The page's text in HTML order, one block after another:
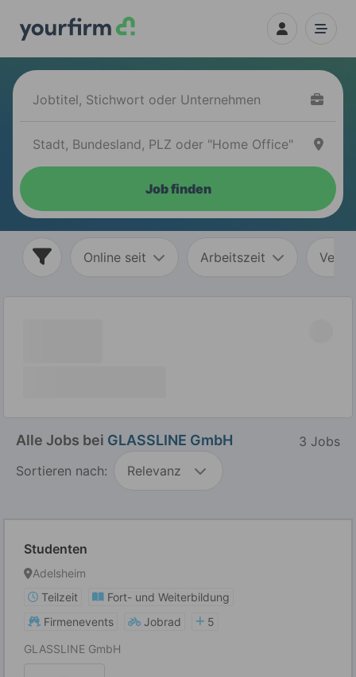
Job finden
Online seit Arbeitszeit
Alle Jobs bei GLASSLINE GmbH
3 Jobs
Sortieren nach:
Relevanz
Studenten
Adelsheim
Teilzeit
Fort- und Weiterbildung
Firmenevents
Jobrad
5
GLASSLINE GmbH